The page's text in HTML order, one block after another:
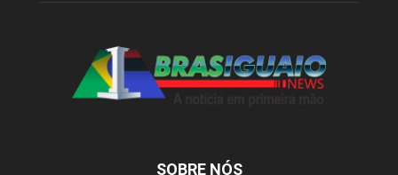
SOBRE NÓS